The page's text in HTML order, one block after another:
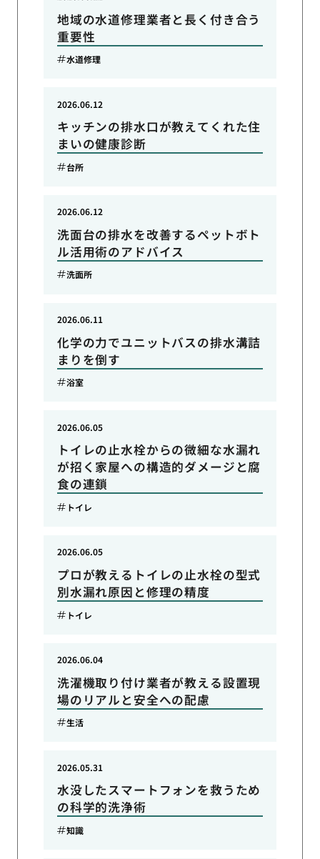
地域の水道修理業者と長く付き合う
重要性
水道修理
キッチンの排水口が教えてくれた住
まいの健康診断
2026.06.12
台所
洗面台の排水を改善するペットボト
ル活用術のアドバイス
2026.06.12
洗面所
化学の力でユニットバスの排水溝詰
まりを倒す
2026.06.11
浴室
トイレの止水栓からの微細な水漏れ
が招く家屋への構造的ダメージと腐
食の連鎖
2026.06.05
トイレ
プロが教えるトイレの止水栓の型式
別水漏れ原因と修理の精度
2026.06.05
トイレ
洗濯機取り付け業者が教える設置現
場のリアルと安全への配慮
2026.06.04
生活
水没したスマートフォンを救うため
の科学的洗浄術
2026.05.31
知識